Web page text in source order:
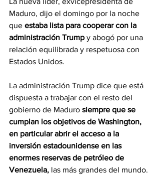
Maduro, dijo el domingo por la noche
que estaba lista para cooperar con la
administración Trump y abogó por una
relación equilibrada y respetuosa con
Estados Unidos.
La administración Trump dice que está
dispuesta a trabajar con el resto del
gobierno de Maduro siempre que se
cumplan los objetivos de Washington,
en particular abrir el acceso a la
inversión estadounidense en las
enormes reservas de petróleo de
Venezuela, las más grandes del mundo.